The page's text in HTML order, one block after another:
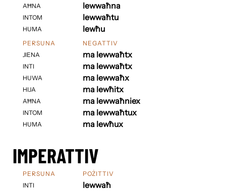
AĦNA
INTOM
HUMA
lewwaħna
lewwaħtu
lewħu
PERSUNA
JIENA
INTI
HUWA
HIJA
AĦNA
INTOM
HUMA
NEGATTIV
ma lewwaħtx
ma lewwaħtx
ma lewwaħx
ma lewħitx
ma lewwaħniex
ma lewwaħtux
ma lewħux
IMPERATTIV
PERSUNA
INTI
POŻITTIV
lewwaħ